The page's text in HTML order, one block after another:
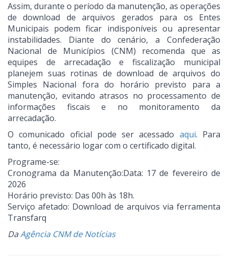
Assim, durante o período da manutenção, as operações
de download de arquivos gerados para os Entes
Municipais podem ficar indisponíveis ou apresentar
instabilidades. Diante do cenário, a Confederação
Nacional de Municípios (CNM) recomenda que as
equipes de arrecadação e fiscalização municipal
planejem suas rotinas de download de arquivos do
Simples Nacional fora do horário previsto para a
manutenção, evitando atrasos no processamento de
informações fiscais e no monitoramento da
arrecadação.
O comunicado oficial pode ser acessado aqui. Para
tanto, é necessário logar com o certificado digital.
Programe-se:
Cronograma da Manutenção:Data: 17 de fevereiro de
2026
Horário previsto: Das 00h às 18h.
Serviço afetado: Download de arquivos via ferramenta
Transfarq
DaAgência CNM de Notícias